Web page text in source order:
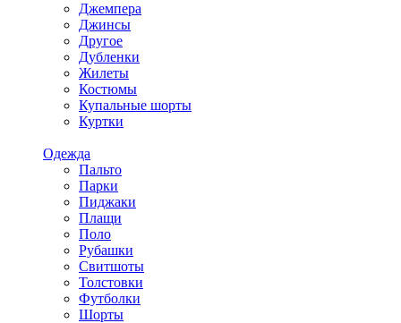
Джемпера
Джинсы
Другое
Дубленки
Жилеты
Костюмы
Купальные шорты
Куртки
Одежда
Пальто
Парки
Пиджаки
Плащи
Поло
Рубашки
Свитшоты
Толстовки
Футболки
Шорты